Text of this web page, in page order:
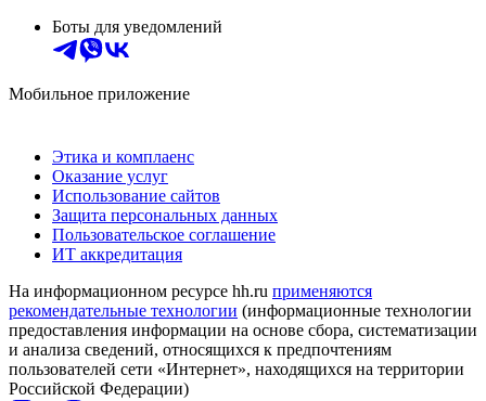
Боты для уведомлений
Мобильное приложение
Этика и комплаенс
Оказание услуг
Использование сайтов
Защита персональных данных
Пользовательское соглашение
ИТ аккредитация
На информационном ресурсе hh.ru применяются
рекомендательные технологии (информационные технологии
предоставления информации на основе сбора, систематизации
и анализа сведений, относящихся к предпочтениям
пользователей сети «Интернет», находящихся на территории
Российской Федерации)